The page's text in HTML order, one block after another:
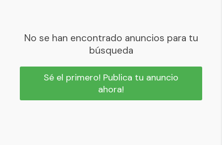
No se han encontrado anuncios para tu
búsqueda
Sé el primero! Publica tu anuncio
ahora!